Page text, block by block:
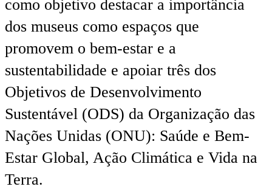
como objetivo destacar a importância
dos museus como espaços que
promovem o bem-estar e a
sustentabilidade e apoiar três dos
Objetivos de Desenvolvimento
Sustentável (ODS) da Organização das
Nações Unidas (ONU): Saúde e Bem-
Estar Global, Ação Climática e Vida na
Terra.